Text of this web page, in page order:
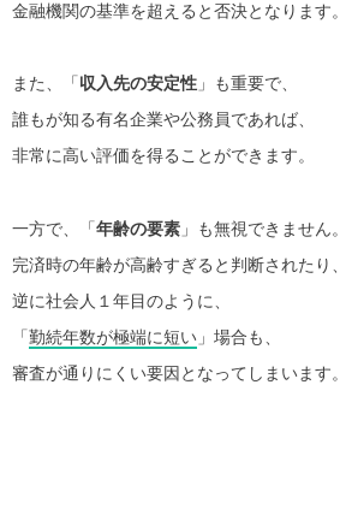
金融機関の基準を超えると否決となります。
また、「収入先の安定性 」も重要で、
誰もが知る有名企業や公務員であれば、
非常に高い評価を得ることができます。
一方で、「年齢の要素 」も無視できません。
完済時の年齢が高齢すぎると判断されたり、
逆に社会人１年目のように、
「勤続年数が極端に短い 」場合も、
審査が通りにくい要因となってしまいます。